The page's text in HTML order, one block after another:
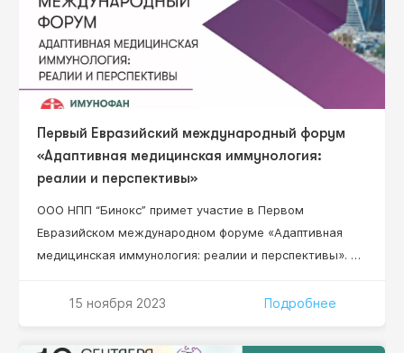
Первый Евразийский международный форум
«Адаптивная медицинская иммунология:
реалии и перспективы»
ООО НПП “Бинокс” примет участие в Первом
Евразийском международном форуме «Адаптивная
медицинская иммунология: реалии и перспективы». В
здравоохранения высшего звена, руководители
специалисты в области клинической,
15 ноября 2023 Подробнее